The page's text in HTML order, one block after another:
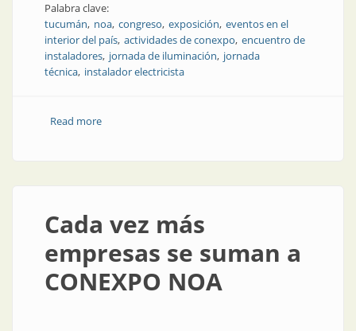
Palabra clave:
tucumán noa congreso exposición eventos en el
interior del país actividades de conexpo encuentro de
instaladores jornada de iluminación jornada
técnica instalador electricista
Read moreabout CONEXPO NOA suma conferencias en su
Cada vez más
empresas se suman a
CONEXPO NOA